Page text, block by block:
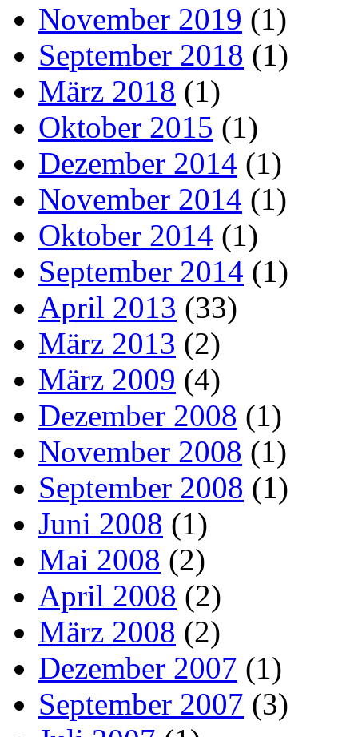
November 2019 (1)
September 2018 (1)
März 2018 (1)
Oktober 2015 (1)
Dezember 2014 (1)
November 2014 (1)
Oktober 2014 (1)
September 2014 (1)
April 2013 (33)
März 2013 (2)
März 2009 (4)
Dezember 2008 (1)
November 2008 (1)
September 2008 (1)
Juni 2008 (1)
Mai 2008 (2)
April 2008 (2)
März 2008 (2)
Dezember 2007 (1)
September 2007 (3)